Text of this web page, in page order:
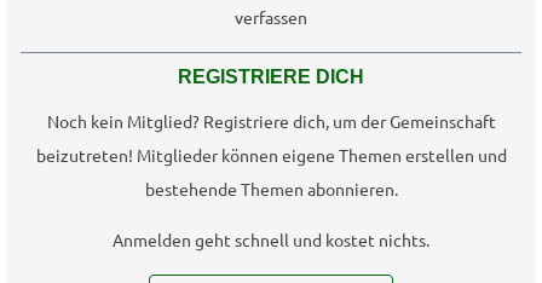
verfassen
REGISTRIERE DICH
Noch kein Mitglied? Registriere dich, um der Gemeinschaft
beizutreten! Mitglieder können eigene Themen erstellen und
bestehende Themen abonnieren.
Anmelden geht schnell und kostet nichts.